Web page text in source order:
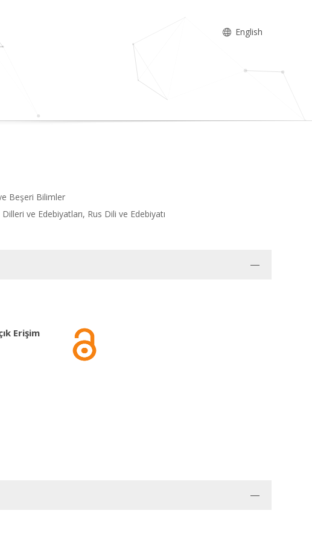
English
Beşeri Bilimler
ve Edebiyatları, Rus Dili ve Edebiyatı
Erişim